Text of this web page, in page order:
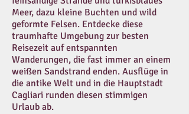
Meer, dazu kleine Buchten und wild
geformte Felsen. Entdecke diese
traumhafte Umgebung zur besten
Reisezeit auf entspannten
Wanderungen, die fast immer an einem
weißen Sandstrand enden. Ausflüge in
die antike Welt und in die Hauptstadt
Cagliari runden diesen stimmigen
Urlaub ab.